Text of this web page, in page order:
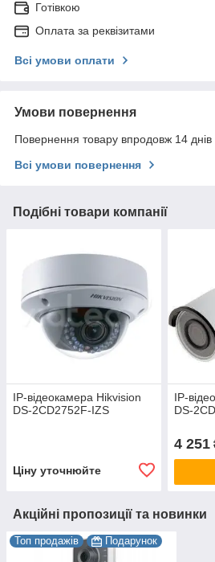
Готівкою
Оплата за реквізитами
Всі умови оплати
Умови повернення
Повернення товару впродовж 14
Всі умови повернення
Подібні товари компанії
IP-відеокамера Hikvision
DS-2CD2752F-IZS
Ціну уточнюйте
IP-
DS-
4 251
Акційні пропозиції та новинки
Топ продажів Подарунок